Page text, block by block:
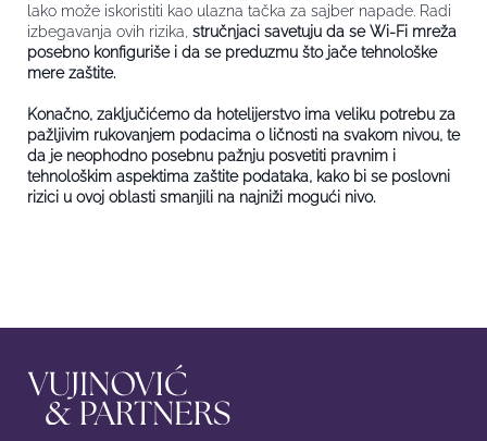
lako može iskoristiti kao ulazna tačka za sajber napade. Radi
izbegavanja ovih rizika, stručnjaci savetuju da se Wi-Fi mreža
posebno konfiguriše i da se preduzmu što jače tehnološke
mere zaštite.
Konačno, zaključićemo da hotelijerstvo ima veliku potrebu za
pažljivim rukovanjem podacima o ličnosti na svakom nivou, te
da je neophodno posebnu pažnju posvetiti pravnim i
tehnološkim aspektima zaštite podataka, kako bi se poslovni
rizici u ovoj oblasti smanjili na najniži mogući nivo.